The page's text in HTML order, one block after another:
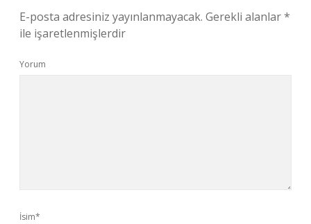
E-posta adresiniz yayınlanmayacak. Gerekli alanlar*
ile işaretlenmişlerdir
Yorum
İsim*